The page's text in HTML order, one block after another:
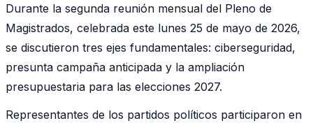
Durante la segunda reunión mensual del Pleno de
Magistrados, celebrada este lunes 25 de mayo de 2026,
se discutieron tres ejes fundamentales: ciberseguridad,
presunta campaña anticipada y la ampliación
presupuestaria para las elecciones 2027.
Representantes de los partidos políticos participaron en